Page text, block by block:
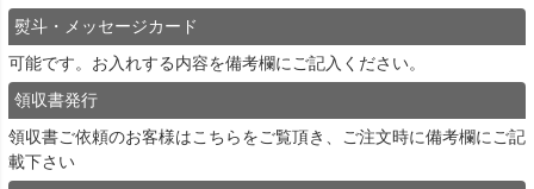
熨斗・メッセージカード
可能です。お入れする内容を備考欄にご記入ください。
領収書発行
領収書ご依頼のお客様はこちらをご覧頂き、ご注文時に備考欄にご記
載下さい